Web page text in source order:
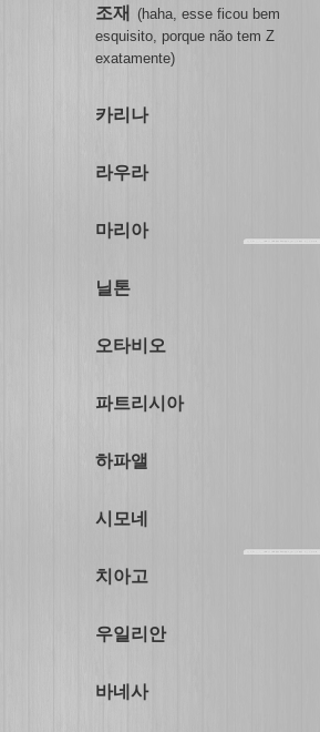
조재 (haha, esse ficou bem
esquisito, porque não tem Z
exatamente)
카리나
라우라
마리아
닐톤
오타비오
파트리시아
하파앨
시모네
치아고
우일리안
바네사